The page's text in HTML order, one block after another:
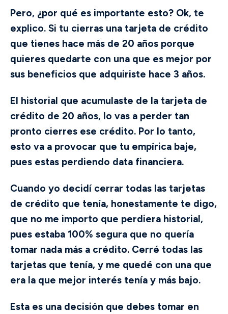
Pero, ¿por qué es importante esto? Ok, te
explico. Si tu cierras una tarjeta de crédito
que tienes hace más de 20 años porque
quieres quedarte con una que es mejor por
sus beneficios que adquiriste hace 3 años.
El historial que acumulaste de la tarjeta de
crédito de 20 años, lo vas a perder tan
pronto cierres ese crédito. Por lo tanto,
esto va a provocar que tu empírica baje,
pues estas perdiendo data financiera.
Cuando yo decidí cerrar todas las tarjetas
de crédito que tenía, honestamente te digo,
que no me importo que perdiera historial,
pues estaba 100% segura que no quería
tomar nada más a crédito. Cerré todas las
tarjetas que tenía, y me quedé con una que
era la que mejor interés tenía y más bajo.
Esta es una decisión que debes tomar en